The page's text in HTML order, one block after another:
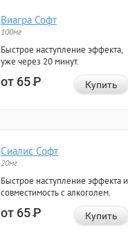
Виагра Софт
100мг
Быстрое наступление эффекта,
уже через 20 минут.
от 65Р Купить
Сиалис Софт
20мг
Быстрое наступление эффекта и
совместимость с алкоголем.
от 65Р Купить